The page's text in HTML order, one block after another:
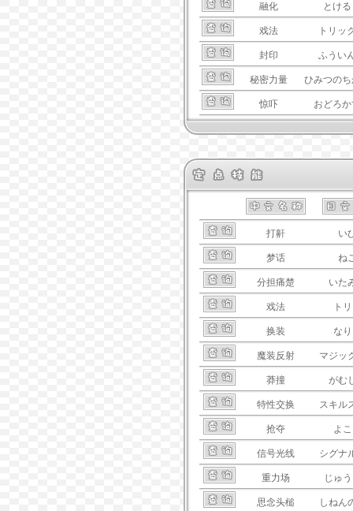
融化 とける
戏法 トリッ
封印 ふうい
秘密力量 ひみつの
惊吓 おどろ
打鼾 い
梦话 ね
分担痛楚 いた
戏法 ト
换装 な
魔装反射 マジッ
莽撞 がむ
特性交换 スキル
抢夺 よ
信号光线 シグナ
重力场 じゅ
思念头槌 しねん